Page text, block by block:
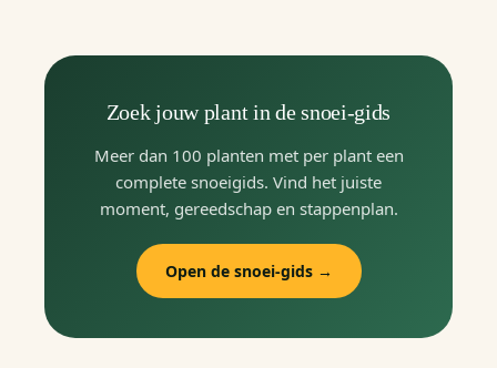
Zoek jouw plant in de snoei-gids
Meer dan 100 planten met per plant een
complete snoeigids. Vind het juiste
moment, gereedschap en stappenplan.
Open de snoei-gids →